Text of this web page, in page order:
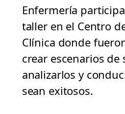
Enfermería
taller en el Centro
Clínica donde
crear escenarios de
analizarlos y
sean exitosos.